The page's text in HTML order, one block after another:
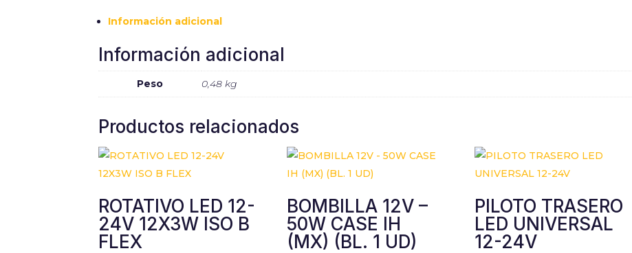
Información adicional
Información adicional
Peso 0,48 kg
Productos relacionados
ROTATIVO LED 12-
24V 12X3W ISO B
FLEX
BOMBILLA 12V –
50W CASE IH
(MX) (BL. 1 UD)
PILOTO TRASERO
LED UNIVERSAL
12-24V